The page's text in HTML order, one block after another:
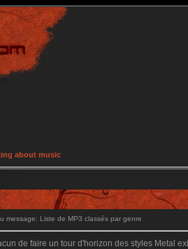
about music
message: Liste de MP3 classés par genre
de faire un tour d'horizon des styles Metal